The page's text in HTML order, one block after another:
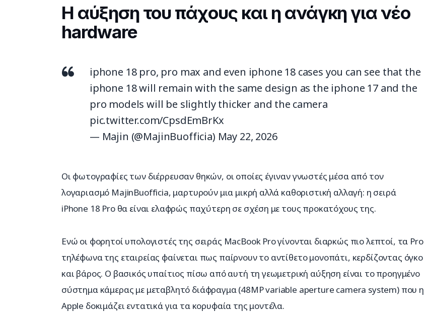
Η αύξηση του πάχους και η ανάγκη για νέο
hardware
iphone 18 pro, pro max and even iphone 18 cases you can see that the
iphone 18 will remain with the same design as the iphone 17 and the
pro models will be slightly thicker and the camera
pic.twitter.com/CpsdEmBrKx
— Majin (@MajinBuofficia) May 22, 2026
Οι φωτογραφίες των διέρρευσαν θηκών, οι οποίες έγιναν γνωστές μέσα από τον
λογαριασμό MajinBuofficia, μαρτυρούν μια μικρή αλλά καθοριστική αλλαγή: η σειρά
iPhone 18 Pro θα είναι ελαφρώς παχύτερη σε σχέση με τους προκατόχους της.
Ενώ οι φορητοί υπολογιστές της σειράς MacBook Pro γίνονται διαρκώς πιο λεπτοί, τα Pro
τηλέφωνα της εταιρείας φαίνεται πως παίρνουν το αντίθετο μονοπάτι, κερδίζοντας όγκο
και βάρος. Ο βασικός υπαίτιος πίσω από αυτή τη γεωμετρική αύξηση είναι το προηγμένο
σύστημα κάμερας με μεταβλητό διάφραγμα (48MP variable aperture camera system) που η
Apple δοκιμάζει εντατικά για τα κορυφαία της μοντέλα.